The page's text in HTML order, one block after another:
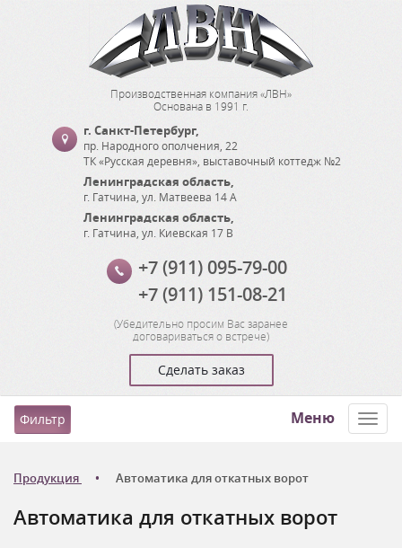
Производственная компания «ЛВН»
Основана в 1991 г.
г. Санкт-Петербург,
пр. Народного ополчения, 22
ТК «Русская деревня», выставочный коттедж №2
Ленинградская область,
г. Гатчина ул. Матвеева 14 А
Ленинградская область,
г. Гатчина ул. Киевская 17 В
+7 (911) 095-79-00
+7 (911) 151-08-21
(Убедительно просим Вас заранее
договариваться о встрече)
Сделать заказ
Фильтр Меню
Продукция Автоматика для откатных ворот
Автоматика для откатных ворот